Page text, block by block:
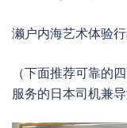
濑户内海艺术体验
（下面推荐可靠的
服务的日本司机兼导